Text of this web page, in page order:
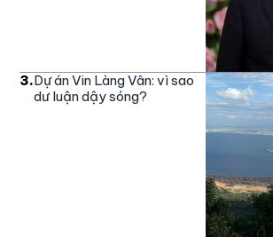
3.Dự án Vin Làng Vân: vì sao
dư luận dậy sóng?